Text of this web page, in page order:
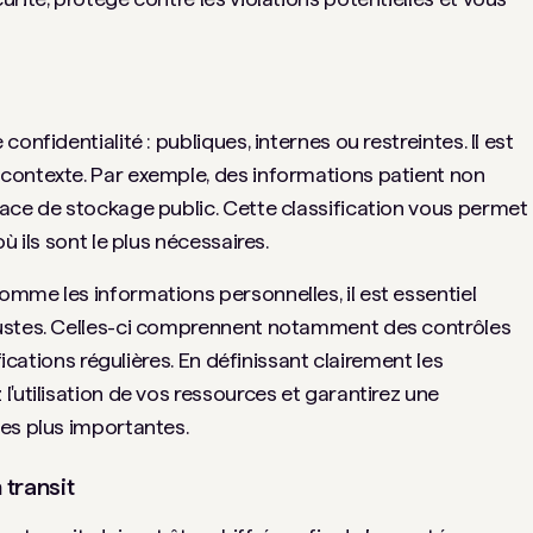
: publiques, internes ou restreintes. Il est
Par exemple, des informations patient non
de stockage public. Cette classification vous permet
ils sont le plus nécessaires.
les informations personnelles, il est essentiel
Celles-ci comprennent notamment des contrôles
régulières. En définissant clairement les
de vos ressources et garantirez une
plus importantes.
transit